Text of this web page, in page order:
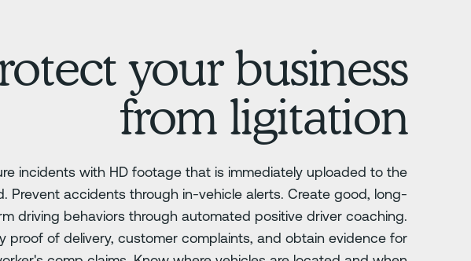
your business
from ligitation
incidents with HD footage that is immediately uploaded to the
Prevent accidents through in-vehicle alerts. Create good, long-
driving behaviors through automated positive driver coaching.
proof of delivery, customer complaints, and obtain evidence for